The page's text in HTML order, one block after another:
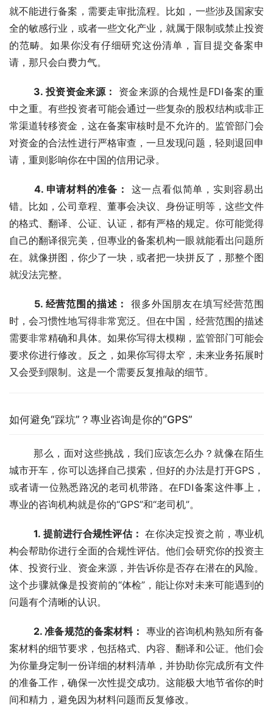
就不能进行备案，需要走审批流程。比如，一些涉及国家安
全的敏感行业，或者一些文化产业，就属于限制或禁止投资
的范畴。如果你没有仔细研究这份清单，盲目提交备案申
请，那只会白费力气。
3. 投资资金来源：
资金来源的合规性是FDI备案的重
中之重。有些投资者可能会通过一些复杂的股权结构或非正
常渠道转移资金，这在备案审核时是不允许的。监管部门会
对资金的合法性进行严格审查，一旦发现问题，轻则退回申
请，重则影响你在中国的信用记录。
4. 申请材料的准备：
这一点看似简单，实则容易出
错。比如，公司章程、董事会决议、身份证明等，这些文件
的格式、翻译、公证、认证，都有严格的规定。你可能觉得
自己的翻译很完美，但專业的备案机构一眼就能看出问题所
在。就像拼图，你少了一块，或者把一块拼反了，那整个图
就没法完整。
5. 经营范围的描述：
很多外国朋友在填写经营范围
时，会习惯性地写得非常宽泛。但在中国，经营范围的描述
需要非常精确和具体。如果你写得太模糊，监管部门可能会
要求你进行修改。反之，如果你写得太窄，未来业务拓展时
又会受到限制。这是一个需要反复推敲的细节。
如何避免“踩坑”？專业咨询是你的“GPS”
	那么，面对这些挑战，我们应该怎么办？就像在陌生
城市开车，你可以选择自己摸索，但好的办法是打开GPS，
或者请一位熟悉路况的老司机带路。在FDI备案这件事上，
專业的咨询机构就是你的“GPS”和“老司机”。
1. 提前进行合规性评估： 在你决定投资之前，專业机
构会帮助你进行全面的合规性评估。他们会研究你的投资主
体、投资行业、资金来源，并告诉你是否存在潜在的风险。
这个步骤就像是投资前的“体检”，能让你对未来可能遇到的
问题有个清晰的认识。
2. 准备规范的备案材料： 專业的咨询机构熟知所有备
案材料的细节要求，包括格式、内容、翻译和公证。他们会
为你量身定制一份详细的材料清单，并协助你完成所有文件
的准备工作，确保一次性提交成功。这能极大地节省你的时
间和精力，避免因为材料问题而反复修改。